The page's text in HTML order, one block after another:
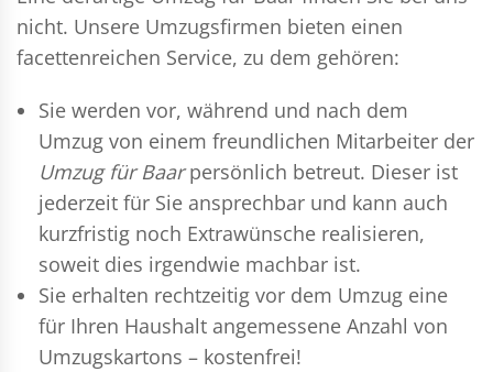
nicht. Unsere Umzugsfirmen bieten einen
facettenreichen Service, zu dem gehören:
Sie werden vor, während und nach dem
Umzug von einem freundlichen Mitarbeiter der
Umzug für Baarpersönlich betreut. Dieser ist
jederzeit für Sie ansprechbar und kann auch
kurzfristig noch Extrawünsche realisieren,
soweit dies irgendwie machbar ist.
Sie erhalten rechtzeitig vor dem Umzug eine
für Ihren Haushalt angemessene Anzahl von
Umzugskartons – kostenfrei!